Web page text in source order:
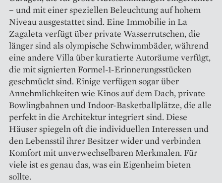
– und mit einer speziellen Beleuchtung auf hohem
Niveau ausgestattet sind. Eine Immobilie in La
Zagaleta verfügt über private Wasserrutschen, die
länger sind als olympische Schwimmbäder, während
eine andere Villa über kuratierte Autoräume verfügt,
die mit signierten Formel-1-Erinnerungsstücken
geschmückt sind. Einige verfügen sogar über
Annehmlichkeiten wie Kinos auf dem Dach, private
Bowlingbahnen und Indoor-Basketballplätze, die alle
perfekt in die Architektur integriert sind. Diese
Häuser spiegeln oft die individuellen Interessen und
den Lebensstil ihrer Besitzer wider und verbinden
Komfort mit unverwechselbaren Merkmalen. Für
viele ist es genau das, was ein Eigenheim bieten
sollte.